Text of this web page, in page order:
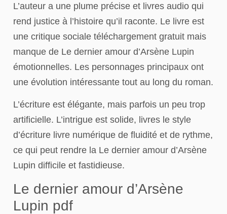
L’auteur a une plume précise et livres audio qui
rend justice à l’histoire qu’il raconte. Le livre est
une critique sociale téléchargement gratuit mais
manque de Le dernier amour d’Arsène Lupin
émotionnelles. Les personnages principaux ont
une évolution intéressante tout au long du roman.
L’écriture est élégante, mais parfois un peu trop
artificielle. L’intrigue est solide, livres le style
d’écriture livre numérique de fluidité et de rythme,
ce qui peut rendre la Le dernier amour d’Arsène
Lupin difficile et fastidieuse.
Le dernier amour d’Arsène
Lupin pdf